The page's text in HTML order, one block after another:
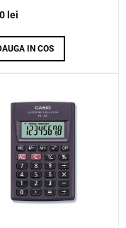
lei
IN COS